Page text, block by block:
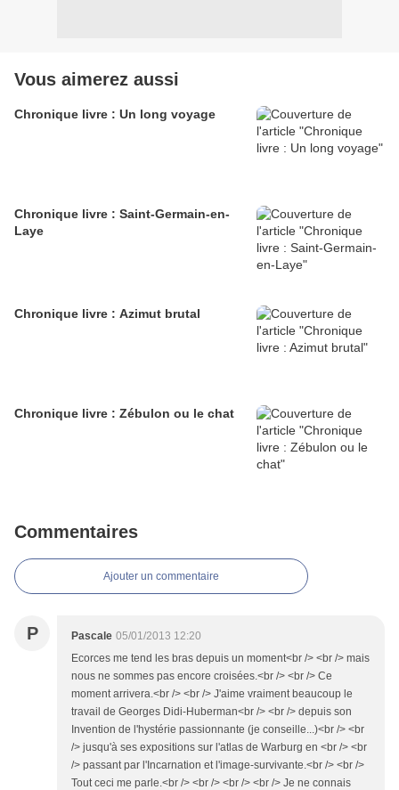
Vous aimerez aussi
Chronique livre : Un long voyage
Chronique livre : Saint-Germain-en-
Laye
Chronique livre : Azimut brutal
Chronique livre : Zébulon ou le chat
Commentaires
Ajouter un commentaire
P Pascale 05/01/2013 12:20
Ecorces me tend les bras depuis un moment<br /> <br /> mais
nous ne sommes pas encore croisées.<br /> <br /> Ce
moment arrivera.<br /> <br /> J'aime vraiment beaucoup le
travail de Georges Didi-Huberman<br /> <br /> depuis son
Invention de l'hystérie passionnante (je conseille...)<br /> <br
/> jusqu'à ses expositions sur l'atlas de Warburg en <br /> <br
/> passant par l'Incarnation et l'image-survivante.<br /> <br />
Tout ceci me parle.<br /> <br /> <br /> <br /> Je ne connais